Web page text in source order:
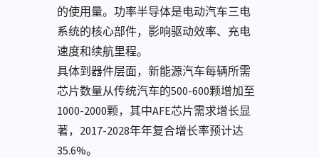
的使用量。功率半导体是电动汽车三电
系统的核心部件，影响驱动效率、充电
速度和续航里程。
具体到器件层面，新能源汽车每辆所需
芯片数量从传统汽车的500-600颗增加至
1000-2000颗，其中AFE芯片需求增长显
著，2017-2028年年复合增长率预计达
35.6%。